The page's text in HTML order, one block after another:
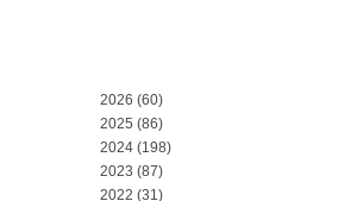
2026 (60)
2025 (86)
2024 (198)
2023 (87)
2022 (31)